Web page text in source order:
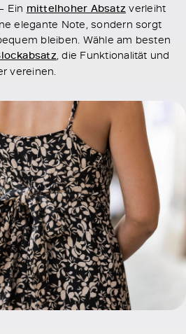
Ein mittelhoher Absatz verleiht
elegante Note, sondern sorgt
bleiben. Wähle am besten
, die Funktionalität und
vereinen.